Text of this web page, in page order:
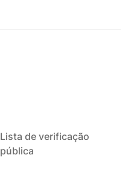
Lista de verificação
pública